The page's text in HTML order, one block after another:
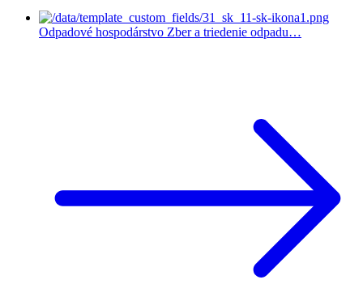
Odpadové hospodárstvo Zber a triedenie odpadu…